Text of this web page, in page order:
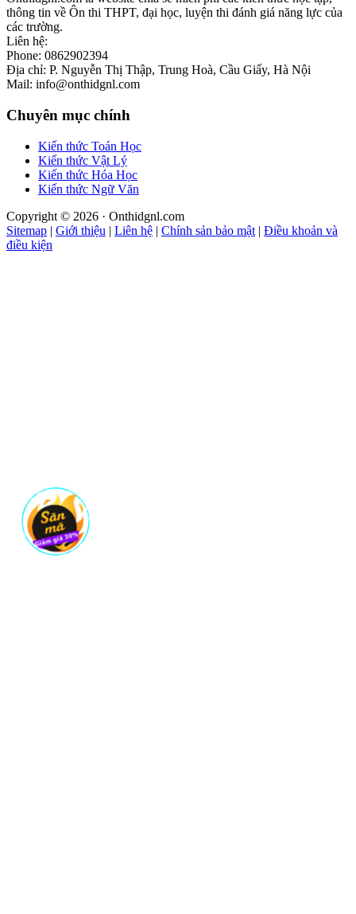
thông tin về Ôn thi THPT, đại học, luyện thi đánh giá năng lực của
các trường.
Liên hệ:
Phone: 0862902394
Địa chỉ: P. Nguyễn Thị Thập, Trung Hoà, Cầu Giấy, Hà Nội
Mail: info@onthidgnl.com
Chuyên mục chính
Kiến thức Toán Học
Kiến thức Vật Lý
Kiến thức Hóa Học
Kiến thức Ngữ Văn
Copyright © 2026 · Onthidgnl.com
Sitemap | Giới thiệu | Liên hệ | Chính sản bảo mật | Điều khoản và
điều kiện